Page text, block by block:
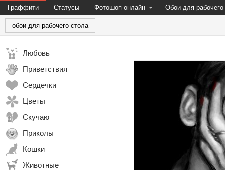
Граффити Статусы Фотошоп онлайн Обои для рабочего
обои для рабочего стола
Любовь
Приветствия
Сердечки
Цветы
Скучаю
Приколы
Кошки
Животные